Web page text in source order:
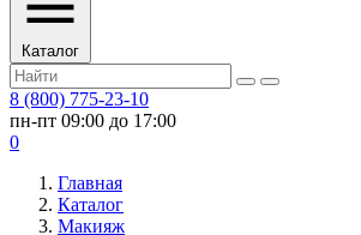
Каталог
8 (800) 775-23-10
пн-пт 09:00 до 17:00
0
Главная
Каталог
Макияж